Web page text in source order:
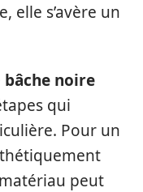
elle s’avère un
bâche noire
qui
Pour un
peut